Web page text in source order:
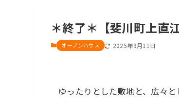
＊終了＊【斐川町上直
オープンハウス 2025年9月11日
ゆったりとした敷地と、広々